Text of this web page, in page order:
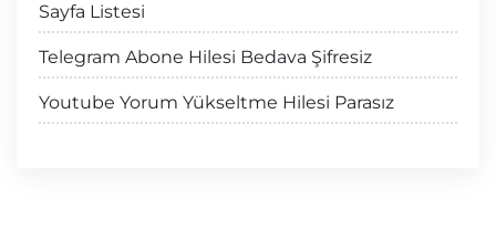
Sayfa Listesi
Telegram Abone Hilesi Bedava Şifresiz
Youtube Yorum Yükseltme Hilesi Parasız